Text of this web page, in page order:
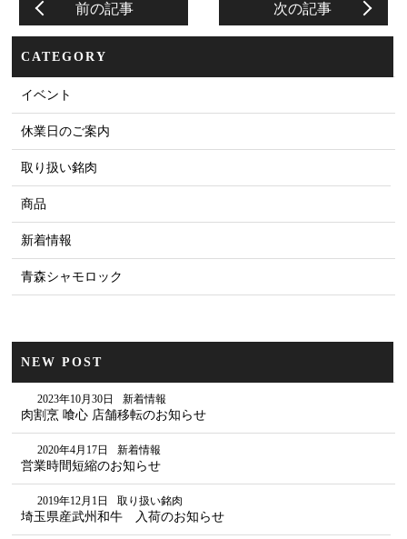
前の記事 次の記事
CATEGORY
イベント
休業日のご案内
取り扱い銘肉
商品
新着情報
青森シャモロック
NEW POST
2023年10月30日 新着情報
肉割烹 喰心 店舗移転のお知らせ
2020年4月17日 新着情報
営業時間短縮のお知らせ
2019年12月1日 取り扱い銘肉
埼玉県産武州和牛 入荷のお知らせ